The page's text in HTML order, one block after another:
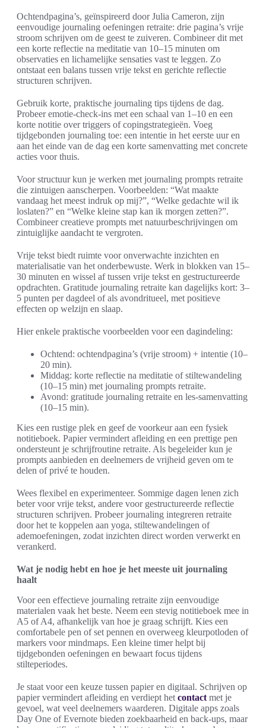
Ochtendpagina’s, geïnspireerd door Julia Cameron, zijn
eenvoudige journaling oefeningen retraite: drie pagina’s vrije
stroom schrijven om de geest te zuiveren. Combineer dit met
een korte reflectie na meditatie van 10–15 minuten om
observaties en lichamelijke sensaties vast te leggen. Zo
ontstaat een balans tussen vrije tekst en gerichte reflectie
structuren schrijven.
Gebruik korte, praktische journaling tips tijdens de dag.
Probeer emotie-check-ins met een schaal van 1–10 en een
korte notitie over triggers of copingstrategieën. Voeg
tijdgebonden journaling toe: een intentie in het eerste uur en
aan het einde van de dag een korte samenvatting met concrete
acties voor thuis.
Voor structuur kun je werken met journaling prompts retraite
die zintuigen aanscherpen. Voorbeelden: “Wat maakte
vandaag het meest indruk op mij?”, “Welke gedachte wil ik
loslaten?” en “Welke kleine stap kan ik morgen zetten?”.
Combineer creatieve prompts met natuurbeschrijvingen om
zintuiglijke aandacht te vergroten.
Vrije tekst biedt ruimte voor onverwachte inzichten en
materialisatie van het onderbewuste. Werk in blokken van 15–
30 minuten en wissel af tussen vrije tekst en gestructureerde
opdrachten. Gratitude journaling retraite kan dagelijks kort: 3–
5 punten per dagdeel of als avondritueel, met positieve
effecten op welzijn en slaap.
Hier enkele praktische voorbeelden voor een dagindeling:
Ochtend: ochtendpagina’s (vrije stroom) + intentie (10–
20 min).
Middag: korte reflectie na meditatie of stiltewandeling
(10–15 min) met journaling prompts retraite.
Avond: gratitude journaling retraite en les-samenvatting
(10–15 min).
Kies een rustige plek en geef de voorkeur aan een fysiek
notitieboek. Papier vermindert afleiding en een prettige pen
ondersteunt je schrijfroutine retraite. Als begeleider kun je
prompts aanbieden en deelnemers de vrijheid geven om te
delen of privé te houden.
Wees flexibel en experimenteer. Sommige dagen lenen zich
beter voor vrije tekst, andere voor gestructureerde reflectie
structuren schrijven. Probeer journaling integreren retraite
door het te koppelen aan yoga, stiltewandelingen of
ademoefeningen, zodat inzichten direct worden verwerkt en
verankerd.
Wat je nodig hebt en hoe je het meeste uit journaling
haalt
Voor een effectieve journaling retraite zijn eenvoudige
materialen vaak het beste. Neem een stevig notitieboek mee in
A5 of A4, afhanke­lijk van hoe je graag schrijft. Kies een
comfortabele pen of set pennen en overweeg kleurpotloden of
markers voor mindmaps. Een kleine timer helpt bij
tijdgebonden oefeningen en bewaart focus tijdens
stilteperiodes.
Je staat voor een keuze tussen papier en digitaal. Schrijven op
papier vermindert afleiding en verdiept het contact met je
gevoel, wat veel deelnemers waarderen. Digitale apps zoals
Day One of Evernote bieden zoekbaarheid en back-ups, maar